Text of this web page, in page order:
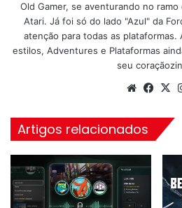
Old Gamer, se aventurando no
Atari. Já foi só do lado "Azul" da
atenção para todas as
estilos, Adventures e Plataformas
seu
Website
Artigos relacionados